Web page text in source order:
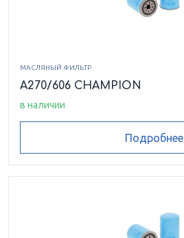
МАСЛЯНЫЙ ФИЛЬТР
A270/606 CHAMPION
в наличии
Подробнее